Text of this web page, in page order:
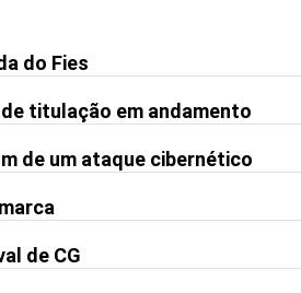
do Fies
titulação em andamento
de um ataque cibernético
de CG